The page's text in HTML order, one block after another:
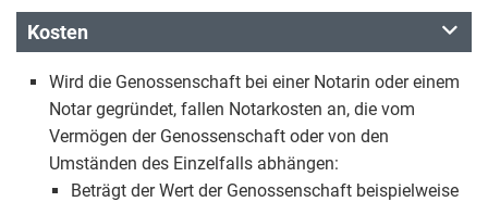
Kosten
Wird die Genossenschaft bei einer Notarin oder einem
Notar gegründet, fallen Notarkosten an, die vom
Vermögen der Genossenschaft oder von den
Umständen des Einzelfalls abhängen:
Beträgt der Wert der Genossenschaft beispielweise